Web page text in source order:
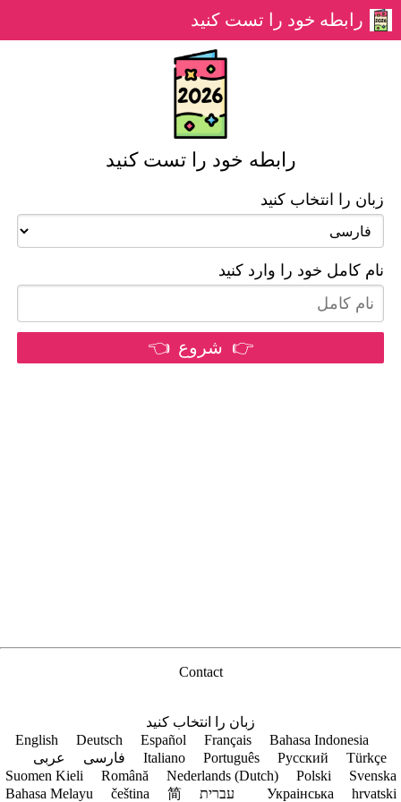
رابطه خود را تست کنید
رابطه خود را تست کنید
زبان را انتخاب کنید
نام کامل خود را وارد کنید
👉 شروع 👈
Contact
زبان را انتخاب کنید
English
Deutsch Español Français
Bahasa Indonesia
Italiano
Português Русский Türkçe فارسی
عربى
Suomen Kieli
Română Nederlands (Dutch) Polski
Svenska
Украiнська
hrvatski עברית Bahasa Melayu čeština 简